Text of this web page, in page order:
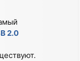
2.0